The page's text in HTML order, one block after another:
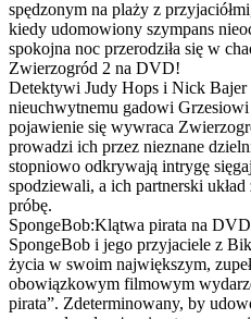
spędzonym na plaży z
kiedy udomowiony szympans
spokojna noc przerodziła się w
Zwierzogród 2 na DVD!
Detektywi Judy Hops i Nick Bajer
nieuchwytnemu gadowi
pojawienie się wywraca
prowadzi ich przez nieznane
stopniowo odkrywają intrygę
spodziewali, a ich partnerski
próbę.
SpongeBob:Klątwa pirata na
SpongeBob i jego przyjaciele z
życia w swoim największym,
obowiązkowym filmowym
pirata”. Zdeterminowany, by